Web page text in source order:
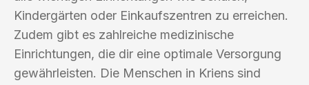
Kindergärten oder Einkaufszentren zu erreichen.
Zudem gibt es zahlreiche medizinische
Einrichtungen, die dir eine optimale Versorgung
gewährleisten. Die Menschen in Kriens sind